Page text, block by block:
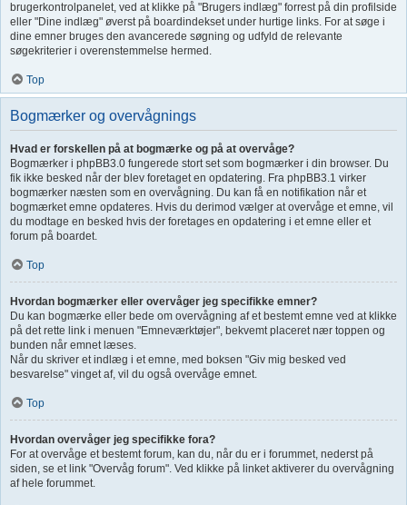
brugerkontrolpanelet, ved at klikke på "Brugers indlæg" forrest på din profilside
eller "Dine indlæg" øverst på boardindekset under hurtige links. For at søge i
dine emner bruges den avancerede søgning og udfyld de relevante
søgekriterier i overenstemmelse hermed.
Top
Bogmærker og overvågnings
Hvad er forskellen på at bogmærke og på at overvåge?
Bogmærker i phpBB3.0 fungerede stort set som bogmærker i din browser. Du
fik ikke besked når der blev foretaget en opdatering. Fra phpBB3.1 virker
bogmærker næsten som en overvågning. Du kan få en notifikation når et
bogmærket emne opdateres. Hvis du derimod vælger at overvåge et emne, vil
du modtage en besked hvis der foretages en opdatering i et emne eller et
forum på boardet.
Top
Hvordan bogmærker eller overvåger jeg specifikke emner?
Du kan bogmærke eller bede om overvågning af et bestemt emne ved at klikke
på det rette link i menuen "Emneværktøjer", bekvemt placeret nær toppen og
bunden når emnet læses.
Når du skriver et indlæg i et emne, med boksen "Giv mig besked ved
besvarelse" vinget af, vil du også overvåge emnet.
Top
Hvordan overvåger jeg specifikke fora?
For at overvåge et bestemt forum, kan du, når du er i forummet, nederst på
siden, se et link "Overvåg forum". Ved klikke på linket aktiverer du overvågning
af hele forummet.